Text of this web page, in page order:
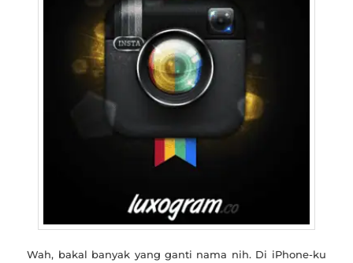
Wah, bakal banyak yang ganti nama nih. Di iPhone-ku